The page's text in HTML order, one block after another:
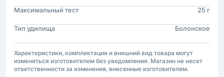
Максимальный тест 25 г
Тип удилища Болонское
Характеристики, комплектация и внешний вид товара могут
изменяться изготовителем без уведомления. Магазин не несет
ответственности за изменения, внесенные изготовителем.